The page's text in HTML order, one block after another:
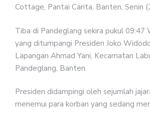
Cottage, Pantai Carita, Banten, Senin
Tiba di Pandeglang sekira pukul 09:47
yang ditumpangi Presiden Joko
Lapangan Ahmad Yani, Kecamatan
Pandeglang, Banten.
Presiden didampingi oleh sejumlah
menemui para korban yang sedang